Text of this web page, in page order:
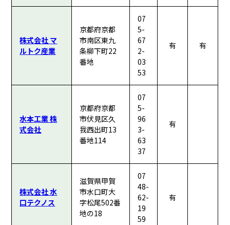
株式会社 マ
ルトク産業
京都府京都
市南区東九
条柳下町22
番地
07
5-
67
2-
03
53
有 有
水本工業 株
式会社
京都府京都
市伏見区久
我西出町13
番地114
07
5-
96
3-
63
37
有
株式会社 水
口テクノス
滋賀県甲賀
市水口町大
字松尾502番
地の18
07
48-
62-
19
59
有